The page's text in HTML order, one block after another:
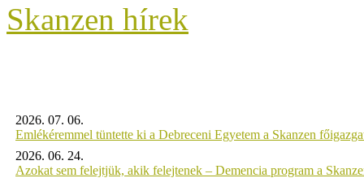
Skanzen hírek
2026. 07. 06.
Emlékéremmel tüntette ki a Debreceni Egyetem a Skanzen
2026. 06. 24.
Azokat sem felejtjük, akik felejtenek – Demencia program a